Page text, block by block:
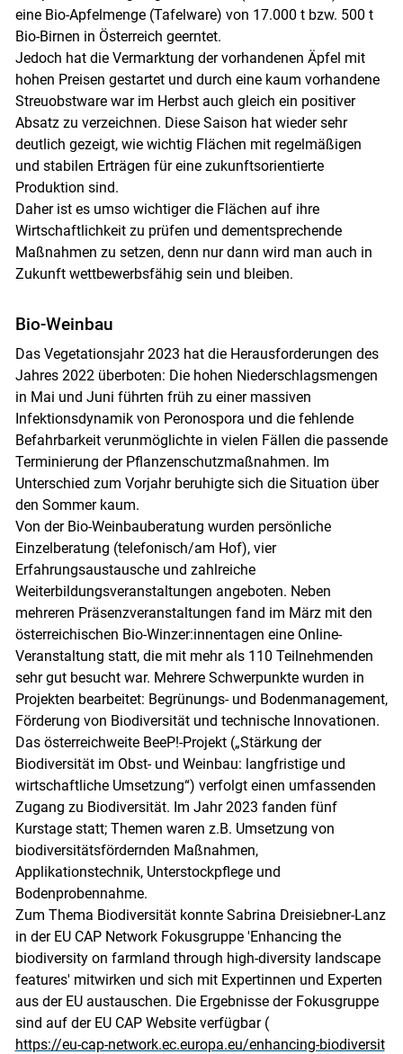
eine Bio-Apfelmenge (Tafelware) von 17.000 t bzw. 500 t
Bio-Birnen in Österreich geerntet.
Jedoch hat die Vermarktung der vorhandenen Äpfel mit
hohen Preisen gestartet und durch eine kaum vorhandene
Streuobstware war im Herbst auch gleich ein positiver
Absatz zu verzeichnen. Diese Saison hat wieder sehr
deutlich gezeigt, wie wichtig Flächen mit regelmäßigen
und stabilen Erträgen für eine zukunftsorientierte
Produktion sind.
Daher ist es umso wichtiger die Flächen auf ihre
Wirtschaftlichkeit zu prüfen und dementsprechende
Maßnahmen zu setzen, denn nur dann wird man auch in
Zukunft wettbewerbsfähig sein und bleiben.
Bio-Weinbau
Das Vegetationsjahr 2023 hat die Herausforderungen des
Jahres 2022 überboten: Die hohen Niederschlagsmengen
in Mai und Juni führten früh zu einer massiven
Infektionsdynamik von Peronospora und die fehlende
Befahrbarkeit verunmöglichte in vielen Fällen die passende
Terminierung der Pflanzenschutzmaßnahmen. Im
Unterschied zum Vorjahr beruhigte sich die Situation über
den Sommer kaum.
Von der Bio-Weinbauberatung wurden persönliche
Einzelberatung (telefonisch/am Hof), vier
Erfahrungsaustausche und zahlreiche
Weiterbildungsveranstaltungen angeboten. Neben
mehreren Präsenzveranstaltungen fand im März mit den
österreichischen Bio-Winzer:innentagen eine Online-
Veranstaltung statt, die mit mehr als 110 Teilnehmenden
sehr gut besucht war. Mehrere Schwerpunkte wurden in
Projekten bearbeitet: Begrünungs- und Bodenmanagement,
Förderung von Biodiversität und technische Innovationen.
Das österreichweite BeeP!-Projekt („Stärkung der
Biodiversität im Obst- und Weinbau: langfristige und
wirtschaftliche Umsetzung“) verfolgt einen umfassenden
Zugang zu Biodiversität. Im Jahr 2023 fanden fünf
Kurstage statt; Themen waren z.B. Umsetzung von
biodiversitätsfördernden Maßnahmen,
Applikationstechnik, Unterstockpflege und
Bodenprobennahme.
Zum Thema Biodiversität konnte Sabrina Dreisiebner-Lanz
in der EU CAP Network Fokusgruppe 'Enhancing the
biodiversity on farmland through high-diversity landscape
features' mitwirken und sich mit Expertinnen und Experten
aus der EU austauschen. Die Ergebnisse der Fokusgruppe
sind auf der EU CAP Website verfügbar (
https://eu-cap-network.ec.europa.eu/enhancing-biodiversit